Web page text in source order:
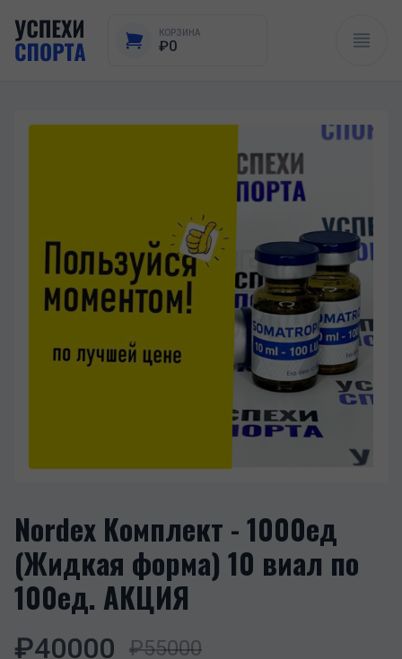
КОРЗИНА
₽0
Nordex Комплект - 1000ед
(Жидкая форма) 10 виал по
100ед. АКЦИЯ
₽40000 ₽55000